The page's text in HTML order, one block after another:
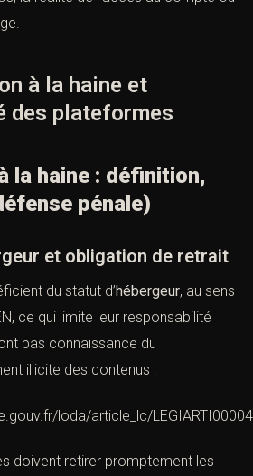
:
loda/id/
alors fréquemment sur
des plateformes
la haine : définition,
pénale)
et obligation de
du statut d’hébergeur, au